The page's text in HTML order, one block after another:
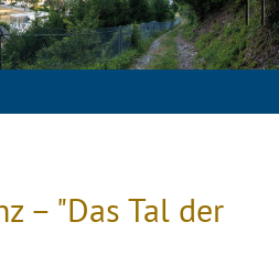
Next
– "Das Tal der